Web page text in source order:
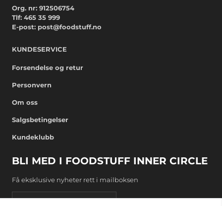
Org. nr: 912506754
Tlf: 465 35 999
E-post: post@foodstuff.no
KUNDESERVICE
Forsendelse og retur
Personvern
Om oss
Salgsbetingelser
Kundeklubb
BLI MED I FOODSTUFF INNER CIRCLE
Få eksklusive nyheter rett i mailboksen
E-post